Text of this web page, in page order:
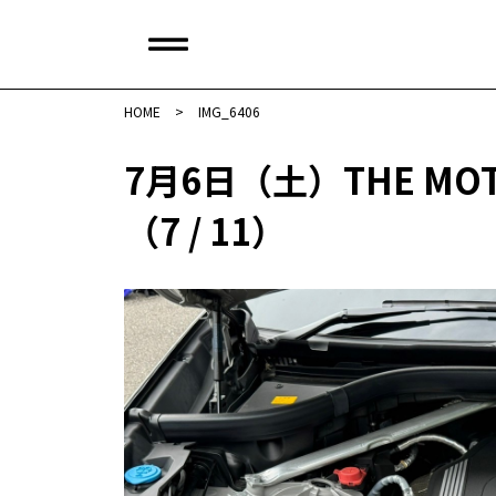
HOME > IMG_6406
7月6日（土）THE
（7 / 11）